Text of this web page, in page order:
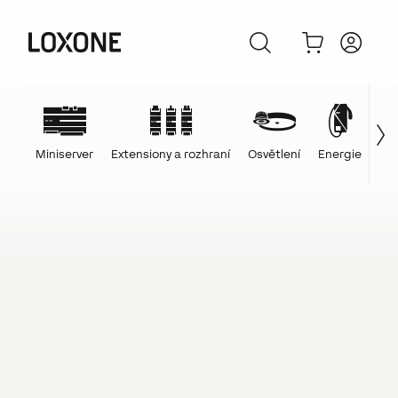
Miniserver Extensiony a rozhraní Osvětlení Energie